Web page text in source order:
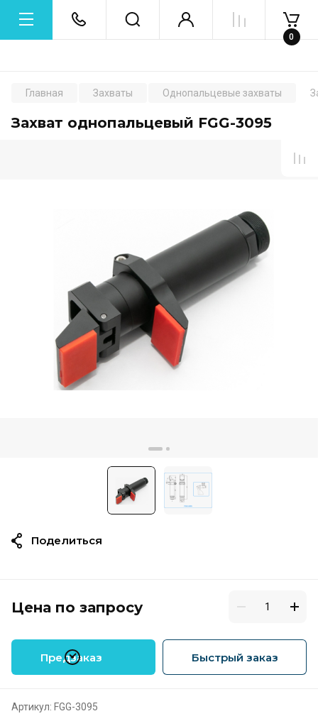
0
Главная Захваты Однопальцевые захваты
Захват однопальцевый FGG-3095
Цена по запросу
Предзаказ Быстрый заказ
Артикул: FGG-3095
Поделиться